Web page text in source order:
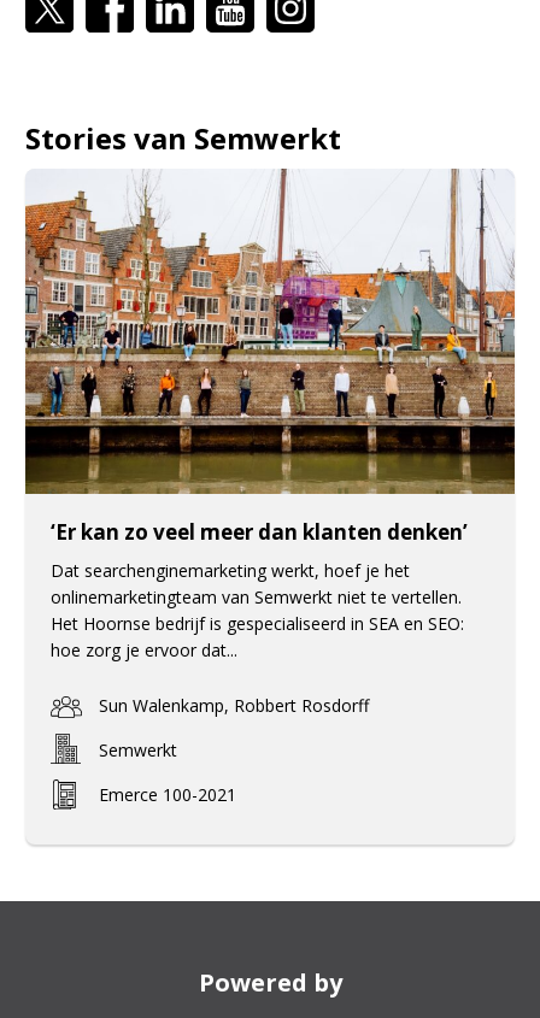
Stories van Semwerkt
‘Er kan zo veel meer dan klanten denken’
Dat searchenginemarketing werkt, hoef je het
onlinemarketingteam van Semwerkt niet te vertellen.
Het Hoornse bedrijf is gespecialiseerd in SEA en SEO:
hoe zorg je ervoor dat...
Sun Walenkamp, Robbert Rosdorff
Semwerkt
Emerce 100-2021
Powered by